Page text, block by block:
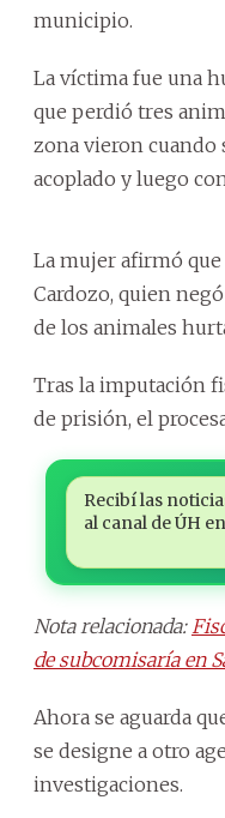
municipio.
La víctima fue una
que perdió tres
zona vieron cuando
acoplado y luego
La mujer afirmó
Cardozo, quien
de los animales
Tras la imputación
de prisión, el
Recibí las
al canal de ÚH
Nota relacionada:
de subcomisaría en
Ahora se aguarda
se designe a otro
investigaciones.